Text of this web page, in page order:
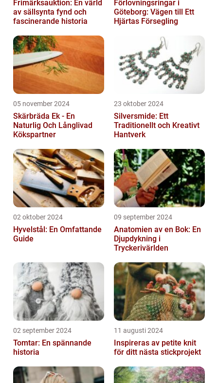
Frimärksauktion: En värld
av sällsynta fynd och
fascinerande historia
Förlovningsringar i
Göteborg: Vägen till Ett
Hjärtas Försegling
05 november 2024
Skärbräda Ek - En
Naturlig Och Långlivad
Kökspartner
23 oktober 2024
Silversmide: Ett
Traditionellt och Kreativt
Hantverk
02 oktober 2024
Hyvelstål: En Omfattande
Guide
09 september 2024
Anatomien av en Bok: En
Djupdykning i
Tryckerivärlden
02 september 2024
Tomtar: En spännande
historia
11 augusti 2024
Inspireras av petite knit
för ditt nästa stickprojekt